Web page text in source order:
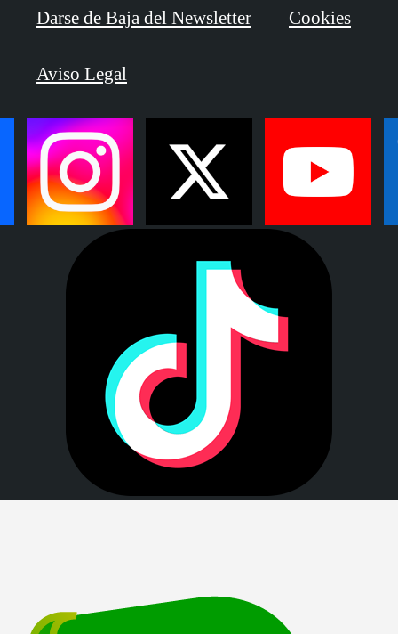
Darse de Baja del Newsletter Cookies
Aviso Legal